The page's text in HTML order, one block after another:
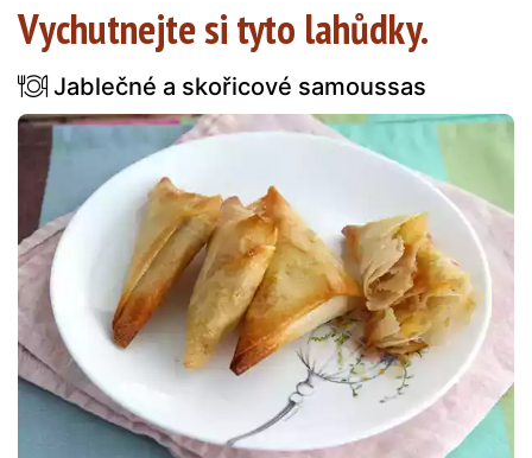
Vychutnejte si tyto lahůdky.
Jablečné a skořicové samoussas